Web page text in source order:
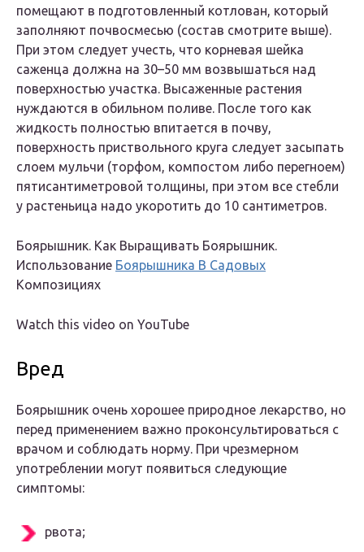
помещают в подготовленный котлован, который
заполняют почвосмесью (состав смотрите выше).
При этом следует учесть, что корневая шейка
саженца должна на 30–50 мм возвышаться над
поверхностью участка. Высаженные растения
нуждаются в обильном поливе. После того как
жидкость полностью впитается в почву,
поверхность приствольного круга следует засыпать
слоем мульчи (торфом, компостом либо перегноем)
пятисантиметровой толщины, при этом все стебли
у растеньица надо укоротить до 10 сантиметров.
Боярышник. Как Выращивать Боярышник.
Использование Боярышника В Садовых
Композициях
Watch this video on YouTube
Вред
Боярышник очень хорошее природное лекарство, но
перед применением важно проконсультироваться с
врачом и соблюдать норму. При чрезмерном
употреблении могут появиться следующие
симптомы:
рвота;